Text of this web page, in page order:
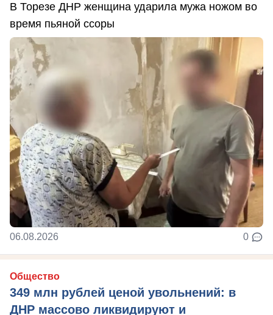
В Торезе ДНР женщина ударила мужа ножом во
время пьяной ссоры
06.08.2026 0
Общество
349 млн рублей ценой увольнений: в
ДНР массово ликвидируют и